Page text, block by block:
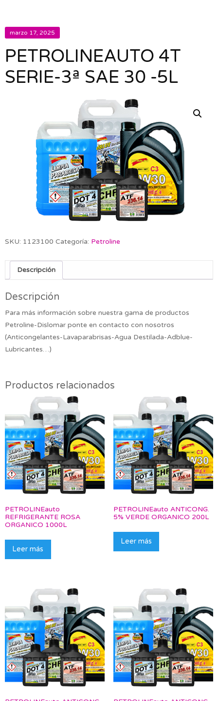
marzo 17, 2025
PETROLINEAUTO 4T
SERIE-3ª SAE 30 -5L
SKU: 1123100 Categoría: Petroline
Descripción
Descripción
Para más información sobre nuestra gama de productos
Petroline-Dislomar ponte en contacto con nosotros
(Anticongelantes-Lavaparabrisas-Agua Destilada-Adblue-
Lubricantes…)
Productos relacionados
PETROLINEauto
REFRIGERANTE ROSA
ORGANICO 1000L
Leer más
PETROLINEauto ANTICONG.
5% VERDE ORGANICO 200L
Leer más